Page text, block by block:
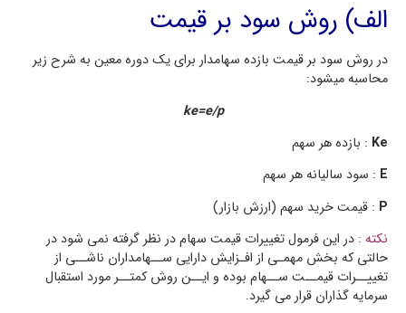
الف) روش سود بر قیمت
در روش سود بر قیمت بازده سهامدار براي یک دوره معین به شرح زیر
محاسبه میشود:
ke=e/p
Ke : بازده هر سهم
E : سود سالیانه هر سهم
P : قیمت خرید سهم (ارزش بازار)
نکته : در این فرمول تغییرات قیمت سهام در نظر گرفته نمی شود در
حالتی که بخش مهمـی از افـزایش دارایی ســهامداران ناشــی از
تغییــرات قیمــت ســهام بوده و ایــن روش کمتــر مورد استقبال
سرمایه گذاران قرار می گیرد.